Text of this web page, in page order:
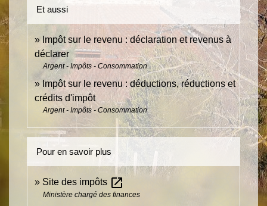
Et aussi
Impôt sur le revenu : déclaration et revenus à
déclarer
Argent - Impôts - Consommation
Impôt sur le revenu : déductions, réductions et
crédits d'impôt
Argent - Impôts - Consommation
Pour en savoir plus
Site des impôts open_in_new
Ministère chargé des finances